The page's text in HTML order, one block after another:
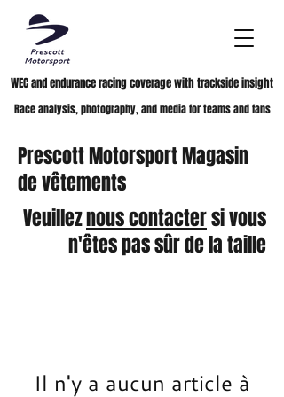
WEC and endurance racing coverage with trackside insight
Race analysis, photography, and media for teams and fans
Prescott Motorsport Magasin
de vêtements
Veuilleznous contactersi vous
n'êtes pas sûr de la taille
Il n'y a aucun article à